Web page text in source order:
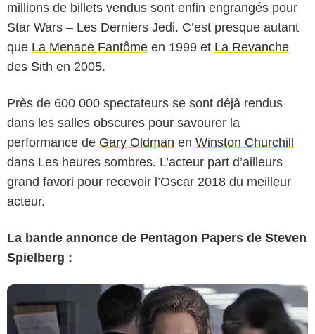
millions de billets vendus sont enfin engrangés pour
Star Wars – Les Derniers Jedi. C’est presque autant
que La Menace Fantôme en 1999 et La Revanche
des Sith en 2005.
Près de 600 000 spectateurs se sont déjà rendus
dans les salles obscures pour savourer la
performance de Gary Oldman en Winston Churchill
dans Les heures sombres. L’acteur part d’ailleurs
grand favori pour recevoir l’Oscar 2018 du meilleur
acteur.
La bande annonce de Pentagon Papers de Steven
Spielberg :